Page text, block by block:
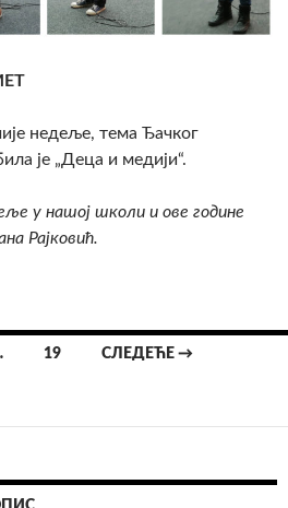
недеље, тема Ђачког
је „Деца и медији“.
у нашој школи и ове године
Рајковић.
19 СЛЕДЕЋЕ →